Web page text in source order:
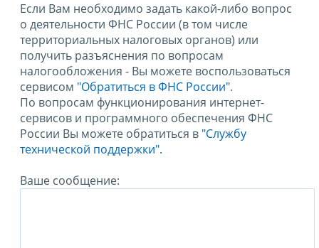
Если Вам необходимо задать какой-либо вопрос
о деятельности ФНС России (в том числе
территориальных налоговых органов) или
получить разъяснения по вопросам
налогообложения - Вы можете воспользоваться
сервисом "Обратиться в ФНС России".
По вопросам функционирования интернет-
сервисов и программного обеспечения ФНС
России Вы можете обратиться в "Службу
технической поддержки".
Ваше сообщение: